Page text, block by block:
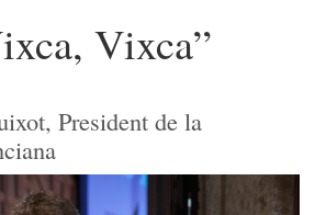
Vixca”
President de la